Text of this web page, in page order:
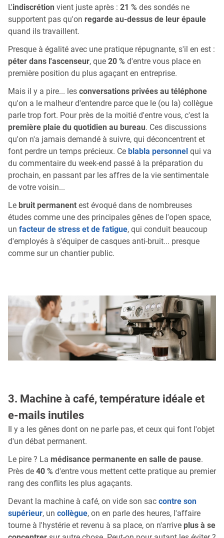
L'indiscrétion vient juste après : 21 % des sondés ne
supportent pas qu'on regarde au-dessus de leur épaule
quand ils travaillent.
Presque à égalité avec une pratique répugnante, s'il en est :
péter dans l'ascenseur, que 20 % d'entre vous place en
première position du plus agaçant en entreprise.
Mais il y a pire... les conversations privées au téléphone
qu'on a le malheur d'entendre parce que le (ou la) collègue
parle trop fort. Pour près de la moitié d'entre vous, c'est la
première plaie du quotidien au bureau. Ces discussions
qu'on n'a jamais demandé à suivre, qui déconcentrent et
font perdre un temps précieux. Ce blabla personnel qui va
du commentaire du week-end passé à la préparation du
prochain, en passant par les affres de la vie sentimentale
de votre voisin...
Le bruit permanent est évoqué dans de nombreuses
études comme une des principales gênes de l'open space,
un facteur de stress et de fatigue, qui conduit beaucoup
d'employés à s'équiper de casques anti-bruit... presque
comme sur un chantier public.
3. Machine à café, température idéale et
e-mails inutiles
Il y a les gênes dont on ne parle pas, et ceux qui font l'objet
d'un débat permanent.
Le pire ? La médisance permanente en salle de pause.
Près de 40 % d'entre vous mettent cette pratique au premier
rang des conflits les plus agaçants.
Devant la machine à café, on vide son sac contre son
supérieur, un collègue, on en parle des heures, l'affaire
tourne à l'hystérie et revenu à sa place, on n'arrive plus à se